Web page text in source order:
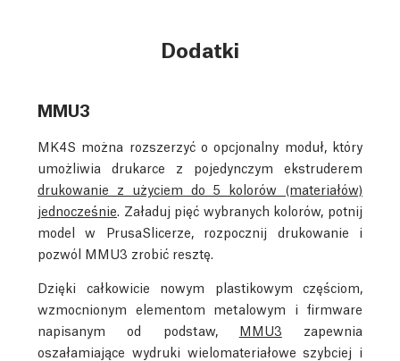
Dodatki
MMU3
MK4S można rozszerzyć o opcjonalny moduł, który
umożliwia drukarce z pojedynczym ekstruderem
drukowanie z użyciem do 5 kolorów (materiałów)
jednocześnie . Załaduj pięć wybranych kolorów, potnij
model w PrusaSlicerze, rozpocznij drukowanie i
pozwól MMU3 zrobić resztę.
Dzięki całkowicie nowym plastikowym częściom,
wzmocnionym elementom metalowym i firmware
napisanym od podstaw, MMU3 zapewnia
oszałamiające wydruki wielomateriałowe szybciej i